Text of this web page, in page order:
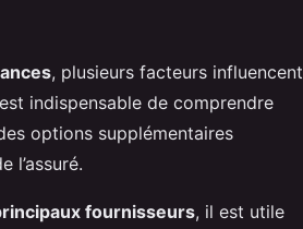
, plusieurs facteurs influencent
indispensable de comprendre
options supplémentaires
l’assuré.
fournisseurs, il est utile